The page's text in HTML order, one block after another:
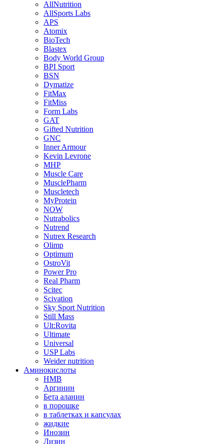
AllNutrition
AllSports Labs
APS
Atomix
BioTech
Blastex
Body World Group
BPI Sport
BSN
Dymatize
FitMax
FitMiss
Form Labs
GAT
Gifted Nutrition
GNC
Inner Armour
Kevin Levrone
MHP
Muscle Care
MusclePharm
Muscletech
MyProtein
NOW
Nutrabolics
Nutrend
Nutrex Research
Olimp
Optimum
OstroVit
Power Pro
Real Pharm
Scitec
Scivation
Sky Sport Nutrition
Still Mass
Ult:Rovita
Ultimate
Universal
USP Labs
Weider nutrition
Аминокислоты
HMB
Аргинин
Бета аланин
в порошке
в таблетках и капсулах
жидкие
Инозин
Лизин